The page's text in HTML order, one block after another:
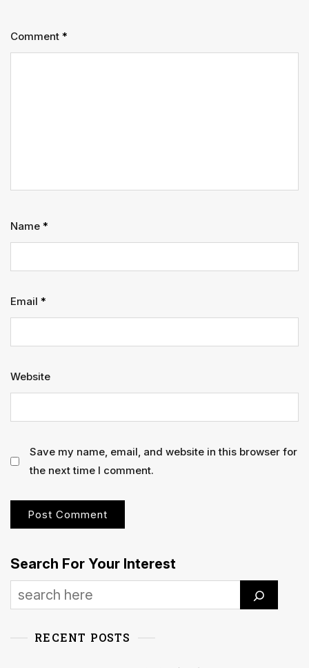
Comment *
Name *
Email *
Website
Save my name, email, and website in this browser for
the next time I comment.
Search For Your Interest
RECENT POSTS